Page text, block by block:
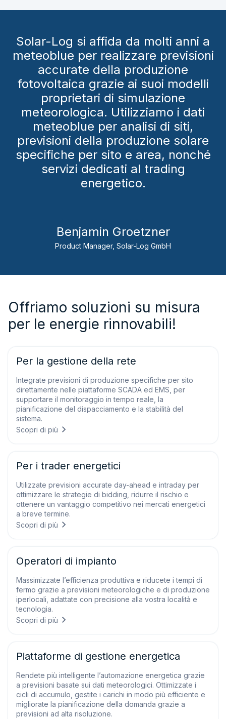
Solar-Log si affida da molti anni a
meteoblue per realizzare previsioni
accurate della produzione
fotovoltaica grazie ai suoi modelli
proprietari di simulazione
meteorologica. Utilizziamo i dati
meteoblue per analisi di siti,
previsioni della produzione solare
specifiche per sito e area, nonché
servizi dedicati al trading
energetico.
Benjamin Groetzner
Product Manager, Solar-Log GmbH
Offriamo soluzioni su misura
per le energie rinnovabili!
Per la gestione della rete
Integrate previsioni di produzione specifiche per sito
direttamente nelle piattaforme SCADA ed EMS, per
supportare il monitoraggio in tempo reale, la
pianificazione del dispacciamento e la stabilità del
sistema.
Scopri di più
Per i trader energetici
Utilizzate previsioni accurate day-ahead e intraday per
ottimizzare le strategie di bidding, ridurre il rischio e
ottenere un vantaggio competitivo nei mercati energetici
a breve termine.
Scopri di più
Operatori di impianto
Massimizzate l’efficienza produttiva e riducete i tempi di
fermo grazie a previsioni meteorologiche e di produzione
iperlocali, adattate con precisione alla vostra località e
tecnologia.
Scopri di più
Piattaforme di gestione energetica
Rendete più intelligente l’automazione energetica grazie
a previsioni basate sui dati meteorologici. Ottimizzate i
cicli di accumulo, gestite i carichi in modo più efficiente e
migliorate la pianificazione della domanda grazie a
previsioni ad alta risoluzione.